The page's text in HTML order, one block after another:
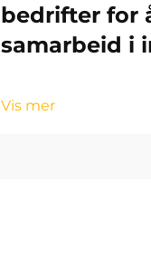
bedrifter for
samarbeid i
Vis mer